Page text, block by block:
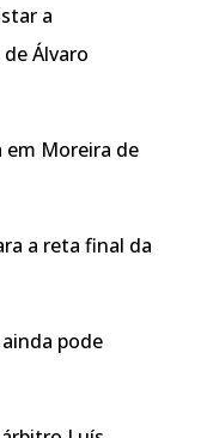
a
Álvaro
em Moreira de
a reta final da
pode